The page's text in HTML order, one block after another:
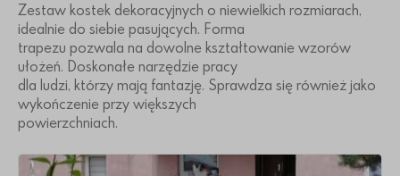
Zestaw kostek dekoracyjnych o niewielkich rozmiarach,
idealnie do siebie pasujących. Forma
trapezu pozwala na dowolne kształtowanie wzorów
ułożeń. Doskonałe narzędzie pracy
dla ludzi, którzy mają fantazję. Sprawdza się również jako
wykończenie przy większych
powierzchniach.